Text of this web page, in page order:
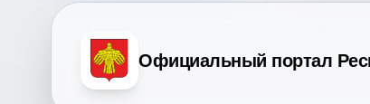
Официальный портал